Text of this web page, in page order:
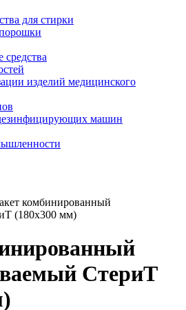
для стирки
изделий медицинского
машин
комбинированный
(180х300 мм)
СтериТ